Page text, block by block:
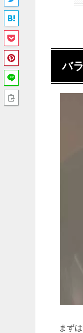
バ
まず